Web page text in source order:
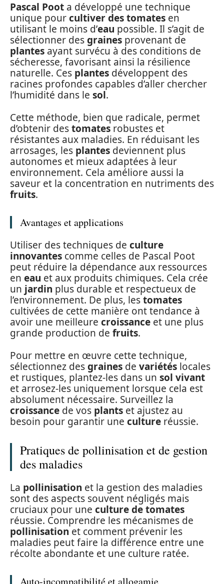
Pascal Poot a développé une technique
unique pourcultiver des tomates en
utilisant le moins d’eau possible. Il s’agit de
sélectionner desgraines provenant de
plantes ayant survécu à des conditions de
sécheresse, favorisant ainsi la résilience
naturelle. Ces plantes développent des
racines profondes capables d’aller chercher
l’humidité dans le sol.
Cette méthode, bien que radicale, permet
d’obtenir destomates robustes et
résistantes aux maladies. En réduisant les
arrosages, les plantes deviennent plus
autonomes et mieux adaptées à leur
environnement. Cela améliore aussi la
saveur et la concentration en nutriments des
fruits.
Avantages et applications
Utiliser des techniques de culture
innovantes comme celles de Pascal Poot
peut réduire la dépendance aux ressources
en eau et aux produits chimiques. Cela crée
un jardin plus durable et respectueux de
l’environnement. De plus, lestomates
cultivées de cette manière ont tendance à
avoir une meilleure croissance et une plus
grande production de fruits.
Pour mettre en œuvre cette technique,
sélectionnez desgraines de variétés locales
et rustiques, plantez-les dans un sol vivant
et arrosez-les uniquement lorsque cela est
absolument nécessaire. Surveillez la
croissance de vos plants et ajustez au
besoin pour garantir une culture réussie.
Pratiques de pollinisation et de gestion
des maladies
La pollinisation et la gestion des maladies
sont des aspects souvent négligés mais
cruciaux pour une culture de tomates
réussie. Comprendre les mécanismes de
pollinisation et comment prévenir les
maladies peut faire la différence entre une
récolte abondante et une culture ratée.